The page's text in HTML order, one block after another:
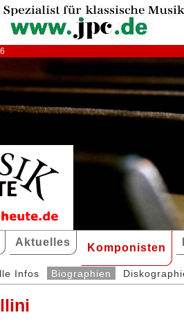
Aktuelles Komponisten
Infos Biographien